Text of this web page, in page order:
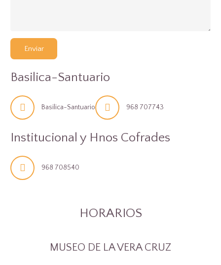
Enviar
Basilica-Santuario
Basilica-Santuario 968 707743
Institucional y Hnos Cofrades
968 708540
HORARIOS
MUSEO DE LA VERA CRUZ